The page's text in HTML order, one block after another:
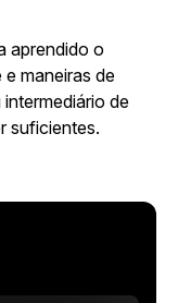
aprendido o
maneiras de
de
suficientes.